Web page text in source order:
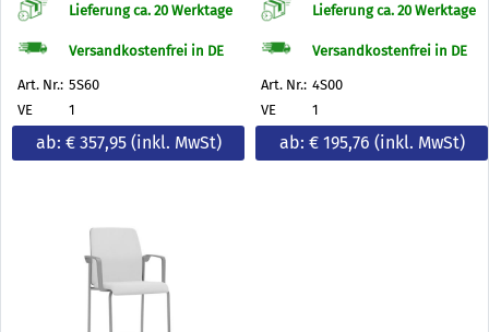
Lieferung ca. 20 Werktage
Versandkostenfrei in DE
Art. Nr.: 5S60
VE
1
ab: € 357,95 (inkl. MwSt)
Lieferung ca. 20 Werktage
Versandkostenfrei in DE
Art. Nr.: 4S00
VE
1
ab: € 195,76 (inkl. MwSt)